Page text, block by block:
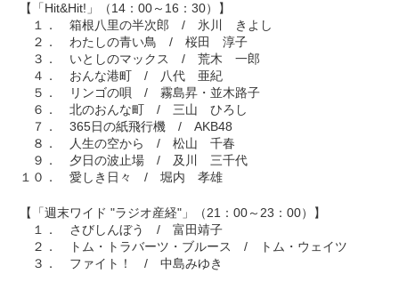
【「Hit&Hit!」（14：00～16：30）】
１． 箱根八里の半次郎 / 氷川 きよし
２． わたしの青い鳥 / 桜田 淳子
３． いとしのマックス / 荒木 一郎
４． おんな港町 / 八代 亜紀
５． リンゴの唄 / 霧島昇・並木路子
６． 北のおんな町 / 三山 ひろし
７． 365日の紙飛行機 / AKB48
８． 人生の空から / 松山 千春
９． 夕日の波止場 / 及川 三千代
１０． 愛しき日々 / 堀内 孝雄
【「週末ワイド "ラジオ産経"」（21：00～23：00）】
１． さびしんぼう / 富田靖子
２． トム・トラバーツ・ブルース / トム・ウェイツ
３． ファイト！ / 中島みゆき